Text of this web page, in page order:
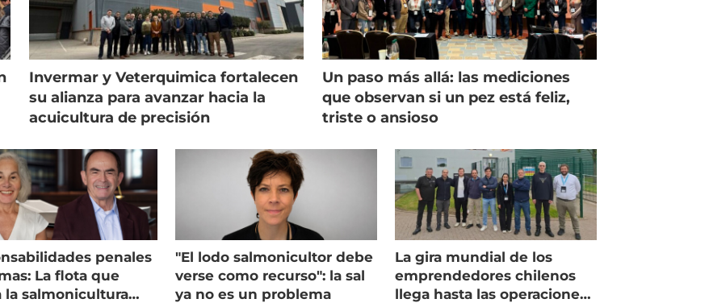
Invermar y Veterquimica fortalecen
su alianza para avanzar hacia la
acuicultura de precisión
Un paso más allá: las mediciones
que observan si un pez está feliz,
triste o ansioso
penales
La flota que
la salmonicultura
"El lodo salmonicultor debe
verse como recurso": la sal
ya no es un problema
La gira mundial de los
emprendedores chilenos
llega hasta las operaciones